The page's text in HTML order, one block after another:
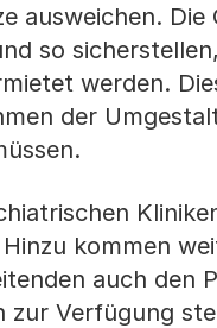
ausweichen.
so
werden.
der
kommen
auch den
zur Verfügung